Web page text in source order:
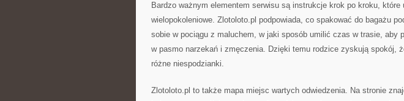
Bardzo ważnym elementem serwisu są instrukcje krok po kroku, które
wielopokoleniowe. Zlotoloto.pl podpowiada, co spakować do bagażu
sobie w pociągu z maluchem, w jaki sposób umilić czas w trasie, aby
w pasmo narzekań i zmęczenia. Dzięki temu rodzice zyskują spokój,
różne niespodzianki.
Zlotoloto.pl to także mapa miejsc wartych odwiedzenia. Na stronie